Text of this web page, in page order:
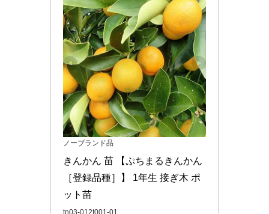
ノーブランド品
きんかん 苗 【ぷちまるきんかん
［登録品種］】 1年生 接ぎ木 ポ
ット苗
tn03-012t001-01